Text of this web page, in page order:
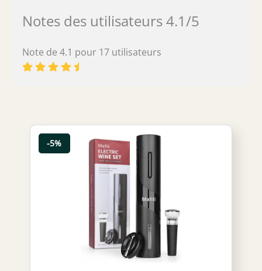
Notes des utilisateurs 4.1/5
Note de 4.1 pour 17 utilisateurs
-5%